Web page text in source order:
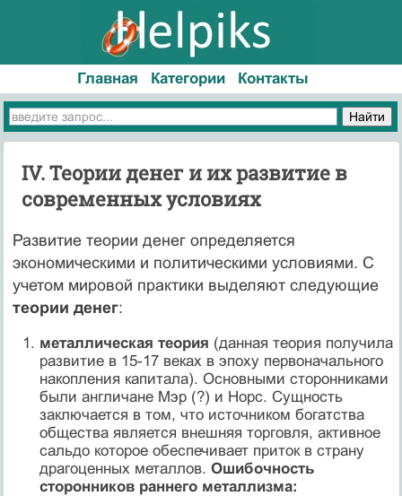
Главная Категории Контакты
IV. Теории денег и их развитие в
современных условиях
Развитие теории денег определяется
экономическими и политическими условиями. С
учетом мировой практики выделяют следующие
теории денег:
металлическая теория (данная теория получила
развитие в 15-17 веках в эпоху первоначального
накопления капитала). Основными сторонниками
были англичане Мэр (?) и Норс. Сущность
заключается в том, что источником богатства
общества является внешняя торговля, активное
сальдо которое обеспечивает приток в страну
драгоценных металлов. Ошибочность
сторонников раннего металлизма: